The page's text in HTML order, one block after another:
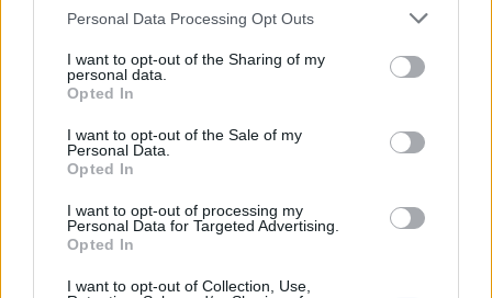
Please note that this website/app uses one or more Google
not limited to your visit or usage behaviour. You may click to
grant or deny consent to Google and its third-party tags to
use your data for below specified purposes in below Google
consent section.
Personal Data Processing Opt Outs
I want to opt-out of the Sharing of my
personal data.
Opted In
I want to opt-out of the Sale of my
Personal Data.
Opted In
I want to opt-out of processing my
Personal Data for Targeted Advertising.
Opted In
I want to opt-out of Collection, Use,
ΠΑΟΚ: Η άφιξη του Μπεν
Μουρ στη Θεσσαλονίκη (vid
& pics)
εργαλείο για βιώσιμη τουριστική ανάπτυξη